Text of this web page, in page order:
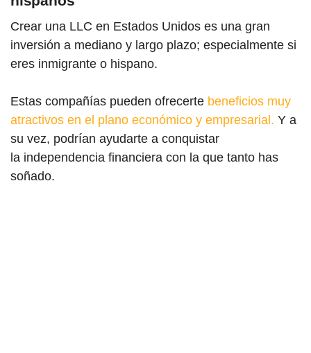
Crear una LLC en Estados Unidos es una gran
inversión a mediano y largo plazo; especialmente si
eres inmigrante o hispano.
Estas compañías pueden ofrecerte beneficios muy
atractivos en el plano económico y empresarial. Y a
su vez, podrían ayudarte a conquistar
la independencia financiera con la que tanto has
soñado.